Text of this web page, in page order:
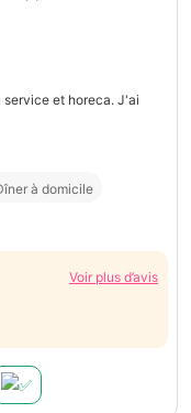
et horeca. J'ai
à domicile
Voir plus d’avis